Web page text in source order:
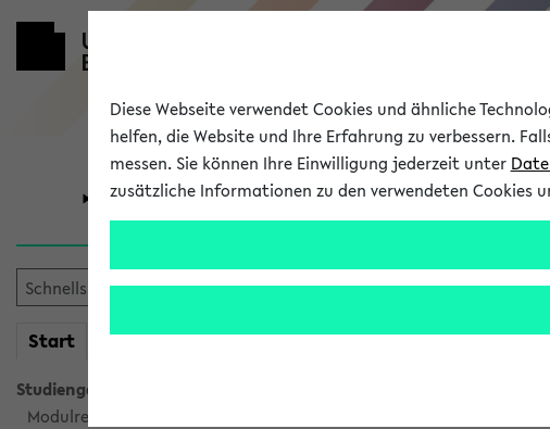
Universität Forschung
Start meineKVV
Studiengangsauswahl
Modulrecherche
eKVV News
Nachhaltigkeitspreis
Diese Webseite verwendet Cookies und ähnliche
helfen, die Website und Ihre Erfahrung zu verbessern.
messen. Sie können Ihre Einwilligung jederzeit unter
zusätzliche Informationen zu den verwendeten Cookies